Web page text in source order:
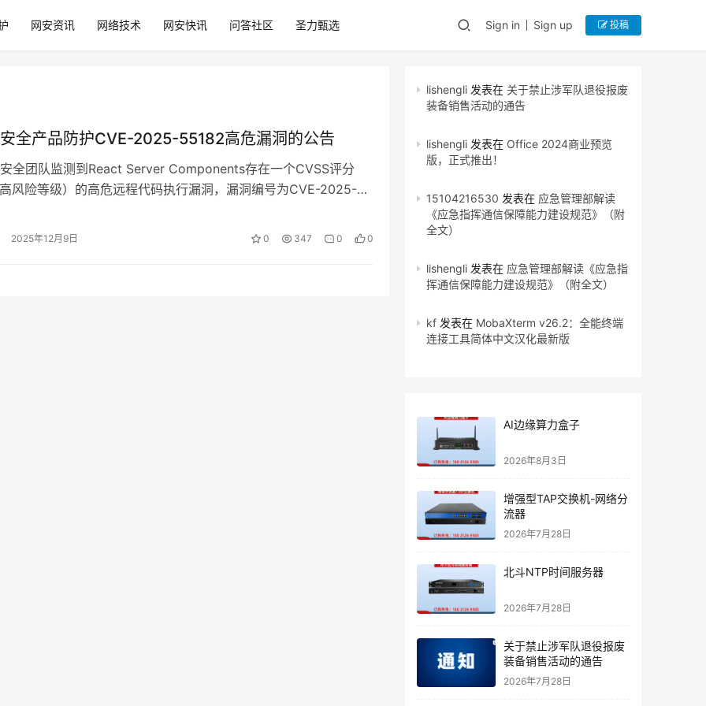
网安资讯 网络技术 网安快讯 问答社区 圣力甄选 Sign in Sign up 投稿
全产品防护CVE-2025-55182高危漏洞的公告
全团队监测到React Server Components存在一个CVSS评分
风险等级）的高危远程代码执行漏洞，漏洞编号为CVE-2025-
2025年12月9日 0 347 0 0
lishengli 发表在 关于禁止涉军队退役报废
装备销售活动的通告
lishengli 发表在 Office 2024商业预览
版，正式推出！
15104216530 发表在 应急管理部解读
《应急指挥通信保障能力建设规范》（附
全文）
lishengli 发表在 应急管理部解读《应急指
挥通信保障能力建设规范》（附全文）
kf 发表在 MobaXterm v26.2：全能终端
连接工具简体中文汉化最新版
AI边缘算力盒子
2026年8月3日
增强型TAP交换机-网络分
流器
2026年7月28日
北斗NTP时间服务器
2026年7月28日
关于禁止涉军队退役报废
装备销售活动的通告
2026年7月28日